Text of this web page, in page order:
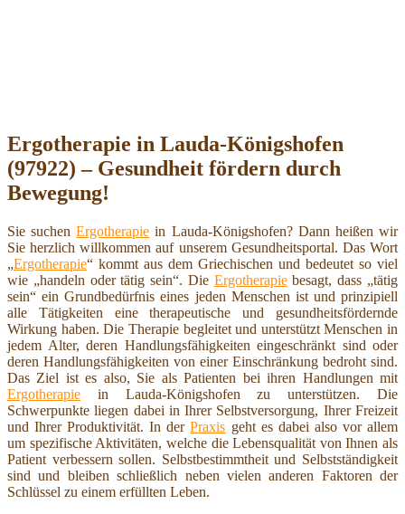
Ergotherapie in Lauda-Königshofen
(97922) – Gesundheit fördern durch
Bewegung!
Sie suchenErgotherapie in Lauda-Königshofen? Dann heißen wir
Sie herzlich willkommen auf unserem Gesundheitsportal. Das Wort
„Ergotherapie“ kommt aus dem Griechischen und bedeutet so viel
wie „handeln oder tätig sein“. Die Ergotherapiebesagt, dass „tätig
sein“ ein Grundbedürfnis eines jeden Menschen ist und prinzipiell
alle Tätigkeiten eine therapeutische und gesundheitsfördernde
Wirkung haben. Die Therapie begleitet und unterstützt Menschen in
jedem Alter, deren Handlungsfähigkeiten eingeschränkt sind oder
deren Handlungsfähigkeiten von einer Einschränkung bedroht sind.
Das Ziel ist es also, Sie als Patienten bei ihren Handlungen mit
Ergotherapie in Lauda-Königshofen zu unterstützen. Die
Schwerpunkte liegen dabei in Ihrer Selbstversorgung, Ihrer Freizeit
und Ihrer Produktivität. In derPraxis geht es dabei also vor allem
um spezifische Aktivitäten, welche die Lebensqualität von Ihnen als
Patient verbessern sollen. Selbstbestimmtheit und Selbstständigkeit
sind und bleiben schließlich neben vielen anderen Faktoren der
Schlüssel zu einem erfüllten Leben.